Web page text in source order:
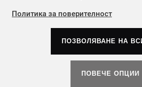
Copyrights © 2026Агенция
права запазени.
Политика за поверителност
ПОЗВОЛЯВАНЕ НА
ПОВЕЧЕ ОПЦИИ